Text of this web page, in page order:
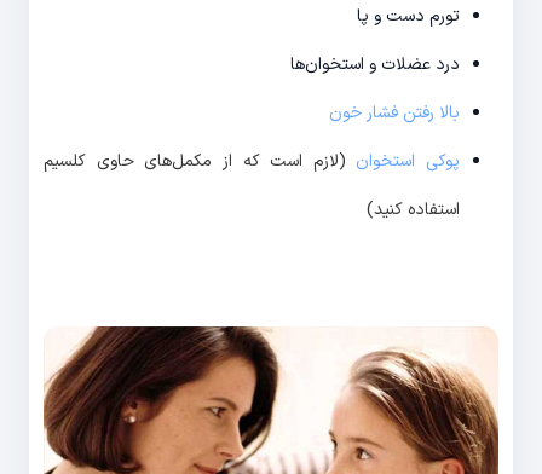
تورم دست و پا
درد عضلات و استخوان‌ها
بالا رفتن فشار خون
پوکی استخوان (لازم است که از مکمل‌های حاوی کلسیم
استفاده کنید)